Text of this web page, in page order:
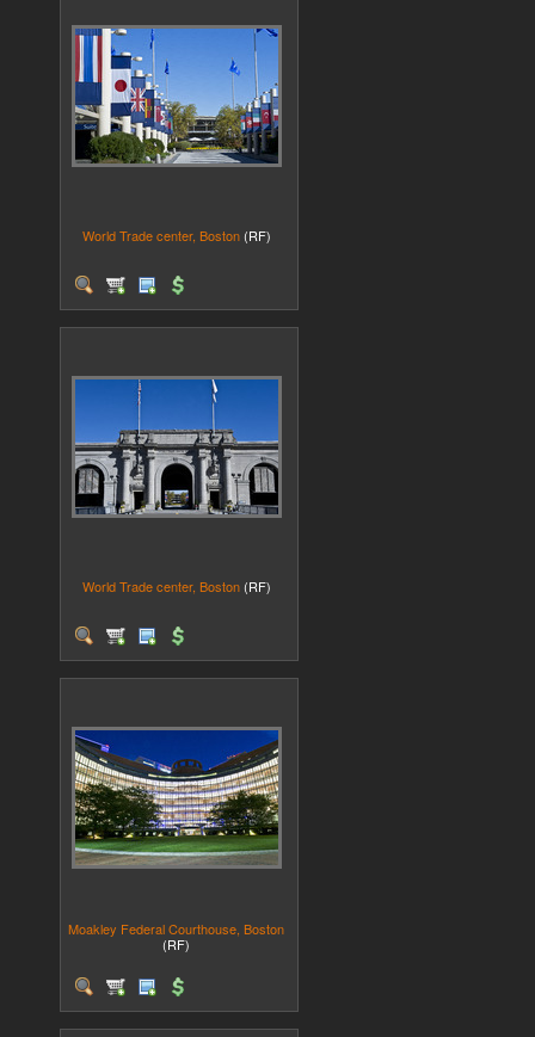
World Trade center, Boston (RF)
World Trade center, Boston (RF)
Moakley Federal Courthouse, Boston
(RF)